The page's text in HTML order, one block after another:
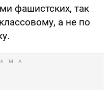
фашистских, так
а не по